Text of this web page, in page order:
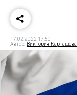
17.02.2022 17:50
Автор: Виктория Карташева